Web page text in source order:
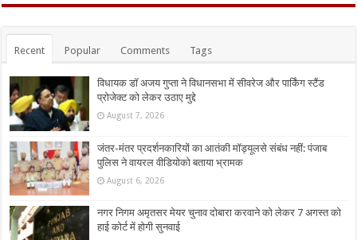
Recent Popular Comments Tags
विधायक डॉ अजय गुप्ता ने विधानसभा में सीवरेज और पार्किंग स्टैंड
प्रोजेक्ट को लेकर उठाए मुद्दे
August 7, 2026
जंतर-मंतर प्रदर्शनकारियों का आतंकी मॉड्यूलसे संबंध नहीं: पंजाब
पुलिस ने वायरल वीडियोको बताया भ्रामक
August 6, 2026
नगर निगम अमृतसर मेयर चुनाव दोबारा करवाने को लेकर 7 अगस्त को
हाई कोर्ट में होगी सुनवाई